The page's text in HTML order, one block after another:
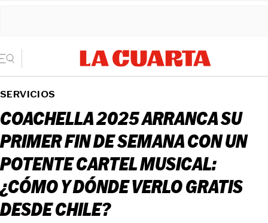
SERVICIOS
COACHELLA 2025 ARRANCA SU
PRIMER FIN DE SEMANA CON UN
POTENTE CARTEL MUSICAL:
¿CÓMO Y DÓNDE VERLO GRATIS
DESDE CHILE?